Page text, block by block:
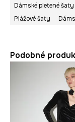
Dámské pletené šaty
Plážové šaty
Podobné